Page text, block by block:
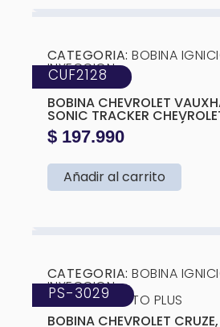
❮
CUF2128
CATEGORIA:BOBINA
INYECCION
MARCA:WAI
BOBINA CHEVROLET VAUXHALL 1.6 & 1.8L
SONIC TRACKER CHEVROLET AVEO:
MODELOS 2009-2011
1.6L).CHEVROLET CRUZE:
MODELOS 2012-2018
$197.990
Añadir al carrito
❮
PS-3029
CATEGORIA:BOBINA
INYECCION
MARCA:PRESTO PLUS
BOBINA CHEVROLET